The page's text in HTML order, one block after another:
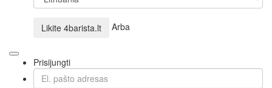
Likite 4barista.lt Arba
Prisijungti